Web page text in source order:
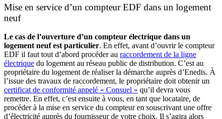
Mise en service d’un compteur EDF dans un logement
neuf
Le cas de l’ouverture d’un compteur électrique dans un
logement neuf est particulier. En effet, avant d’ouvrir le compteur
EDF il faut tout d’abord procéder au raccordement de la ligne
électrique du logement au réseau public de distribution. C’est au
propriétaire du logement de réaliser la démarche auprès d’Enedis. À
l’issue des travaux de raccordement, le propriétaire doit obtenir un
certificat de conformité appelé « Consuel » qu’il devra vous
remettre. En effet, c’est ensuite à vous, en tant que locataire, de
procéder à la mise en service du compteur en souscrivant une offre
d’électricité auprès du fournisseur de votre choix. Il s’agira alors